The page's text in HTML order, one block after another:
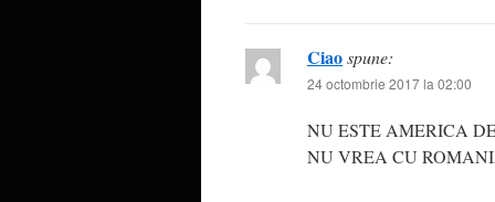
Ciaospune:
24 octombrie 2017 la 02:00
NU ESTE AMERICA
NU VREA CU